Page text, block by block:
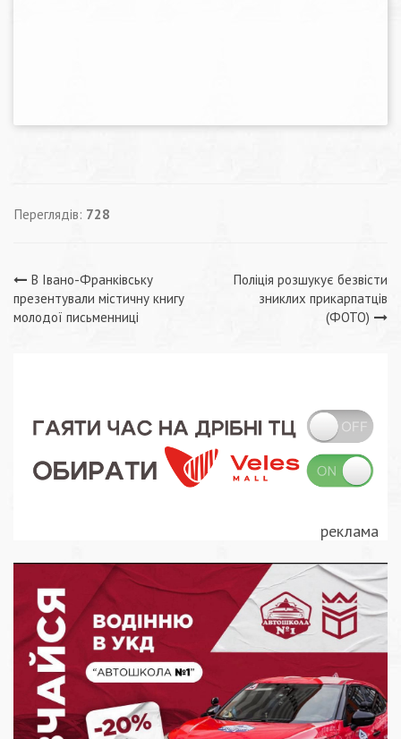
Переглядів: 728
Навігація
записів
В Івано-Франківську
презентували містичну книгу
молодої письменниці
Поліція розшукує безвісти
зниклих прикарпатців
(ФОТО)